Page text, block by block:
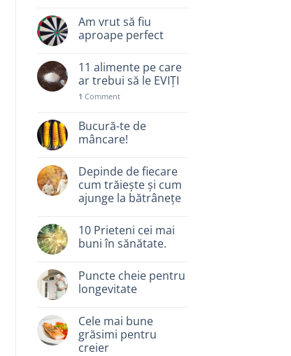
Am vrut să fiu
aproape perfect
11 alimente pe care
ar trebui să le EVIȚI
1 Comment
Bucură-te de
mâncare!
Depinde de fiecare
cum trăiește și cum
ajunge la bătrânețe
10 Prieteni cei mai
buni în sănătate.
Puncte cheie pentru
longevitate
Cele mai bune
grăsimi pentru
creier